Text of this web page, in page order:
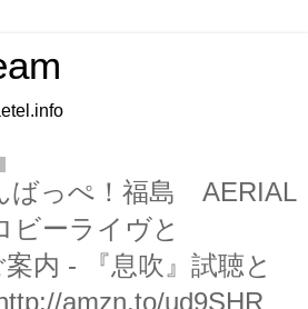
ばっぺ！福島 AERIAL
ビーライヴと
内 - 『息吹』試聴と
amzn.to/ud9SHR